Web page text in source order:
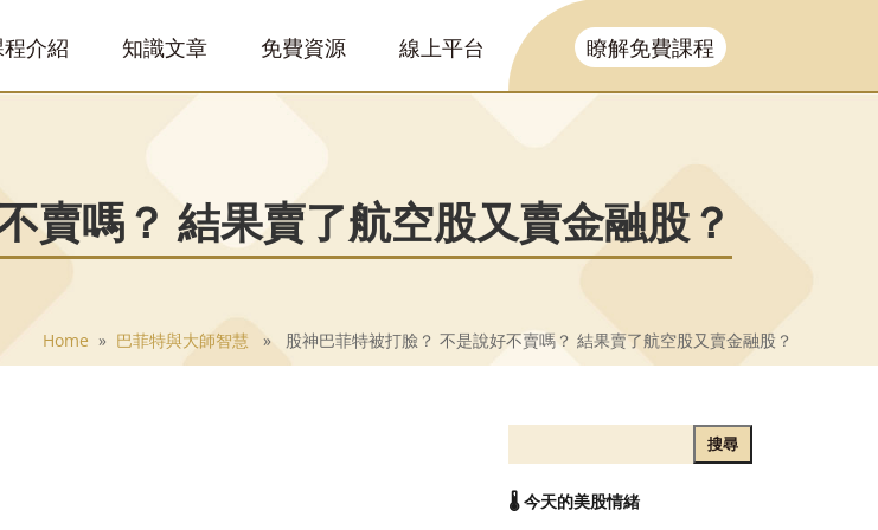
介紹 知識文章 免費資源 線上平台 瞭解免費課程
賣嗎？ 結果賣了航空股又賣金融股？
Home » 巴菲特與大師智慧 » 股神巴菲特被打臉？ 不是說好不賣嗎？ 結果賣了航空股又賣金融股？
搜尋
🌡️ 今天的美股情緒